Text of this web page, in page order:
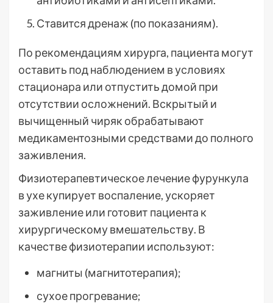
Ставится дренаж (по показаниям).
По рекомендациям хирурга, пациента могут
оставить под наблюдением в условиях
стационара или отпустить домой при
отсутствии осложнений. Вскрытый и
вычищенный чиряк обрабатывают
медикаментозными средствами до полного
заживления.
Физиотерапевтическое лечение фурункула
в ухе купирует воспаление, ускоряет
заживление или готовит пациента к
хирургическому вмешательству. В
качестве физиотерапии используют:
магниты (магнитотерапия);
сухое прогревание;